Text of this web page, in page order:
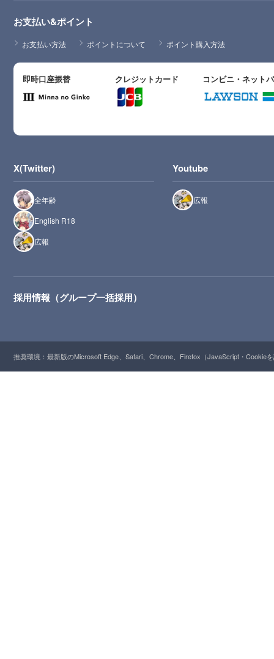
お支払い&ポイント
お支払い方法 ポイントについて ポイント購入方法
即時口座振替 クレジットカード コンビニ・ネット
X(Twitter)
全年齢
English R18
広報
Youtube
広報
採用情報（グループ一括採用）
推奨環境：最新版のMicrosoft Edge、Safari、Chrome、Firefox（JavaScript・Cookie